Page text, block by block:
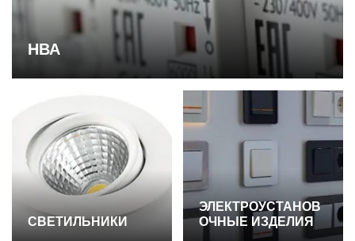
НВА
СВЕТИЛЬНИКИ
ЭЛЕКТРОУСТАНОВ
ОЧНЫЕ ИЗДЕЛИЯ